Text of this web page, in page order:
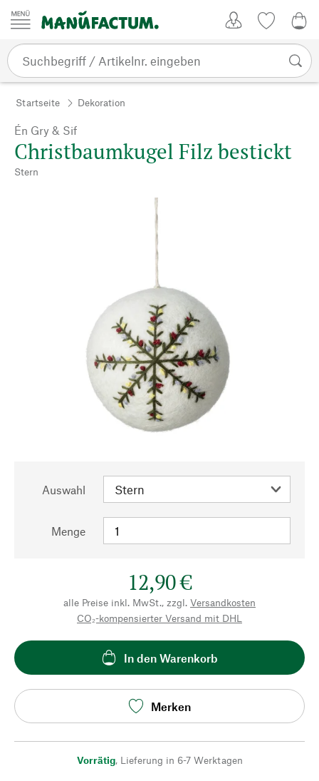
Zum Inhalt springen
Startseite Dekoration
Én Gry & Sif
Christbaumkugel Filz bestickt
Stern
Auswahl
Menge
12,90 €
alle Preise inkl. MwSt., zzgl. Versandkosten
CO₂-kompensierter Versand mit DHL
In den Warenkorb
Merken
Vorrätig, Lieferung in 6-7 Werktagen